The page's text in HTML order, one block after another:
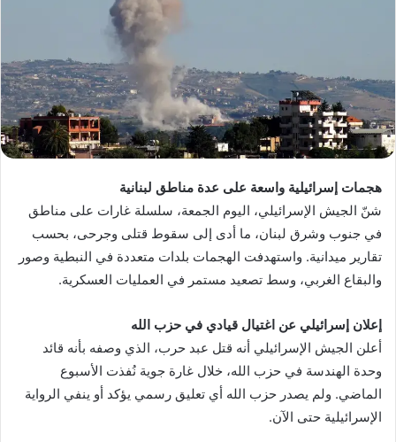
هجمات إسرائيلية واسعة على عدة مناطق لبنانية
شنّ الجيش الإسرائيلي، اليوم الجمعة، سلسلة غارات على مناطق
في جنوب وشرق لبنان، ما أدى إلى سقوط قتلى وجرحى، بحسب
تقارير ميدانية. واستهدفت الهجمات بلدات متعددة في النبطية وصور
والبقاع الغربي، وسط تصعيد مستمر في العمليات العسكرية.
إعلان إسرائيلي عن اغتيال قيادي في حزب الله
أعلن الجيش الإسرائيلي أنه قتل عبد حرب، الذي وصفه بأنه قائد
وحدة الهندسة في حزب الله، خلال غارة جوية نُفذت الأسبوع
الماضي. ولم يصدر حزب الله أي تعليق رسمي يؤكد أو ينفي الرواية
الإسرائيلية حتى الآن.